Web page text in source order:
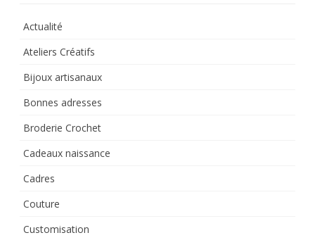
Actualité
Ateliers Créatifs
Bijoux artisanaux
Bonnes adresses
Broderie Crochet
Cadeaux naissance
Cadres
Couture
Customisation